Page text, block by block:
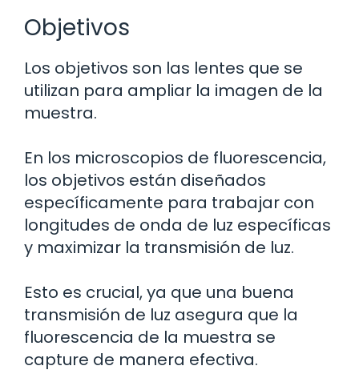
Objetivos
Los objetivos son las lentes que se
utilizan para ampliar la imagen de la
muestra.
En los microscopios de fluorescencia,
los objetivos están diseñados
específicamente para trabajar con
longitudes de onda de luz específicas
y maximizar la transmisión de luz.
Esto es crucial, ya que una buena
transmisión de luz asegura que la
fluorescencia de la muestra se
capture de manera efectiva.